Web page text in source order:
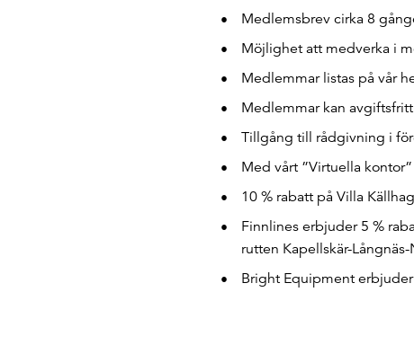
Medlemsbrev cirka 8
Möjlighet att medverka i
Medlemmar listas på vår
Medlemmar kan
Tillgång till rådgivning i
Med vårt ”Virtuella
10 % rabatt på Villa
Finnlines erbjuder 5 %
rutten Kapellskär-
Bright Equipment